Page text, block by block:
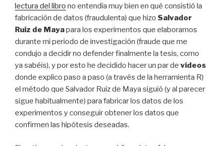
lectura del libro no entendía muy bien en qué consistió la
fabricación de datos (fraudulenta) que hizo Salvador
Ruiz de Mayapara los experimentos que elaboramos
durante mi periodo de investigación (fraude que me
condujo a decidir no defender finalmente la tesis, como
ya sabéis), y por esto he decidido hacer un par de vídeos
donde explico paso a paso (a través de la herramienta R)
el método que Salvador Ruiz de Maya siguió (y al parecer
sigue habitualmente) para fabricar los datos de los
experimentos y conseguir obtener los datos que
confirmen las hipótesis deseadas.